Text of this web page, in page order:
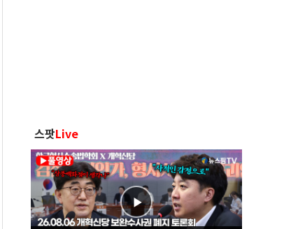
스팟Live